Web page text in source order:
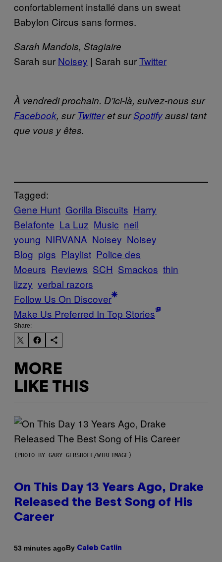
confortablement installé dans un sweat
Babylon Circus sans formes.
Sarah Mandois, Stagiaire
Sarah sur Noisey | Sarah surTwitter
À vendredi prochain. D’ici-là, suivez-nous sur
Facebook, surTwitteret surSpotifyaussi tant
que vous y êtes.
Tagged:
Gene Hunt Gorilla Biscuits Harry
Belafonte La Luz Music neil
young NIRVANA Noisey Noisey
Blog pigs Playlist Police des
Moeurs Reviews SCH Smackos thin
lizzy verbal razors
Follow Us On Discover
Make Us Preferred In Top Stories
Share:
MORE
LIKE THIS
(PHOTO BY GARY GERSHOFF/WIREIMAGE)
On This Day 13 Years Ago, Drake
Released the Best Song of His
Career
53 minutes agoBy Caleb Catlin